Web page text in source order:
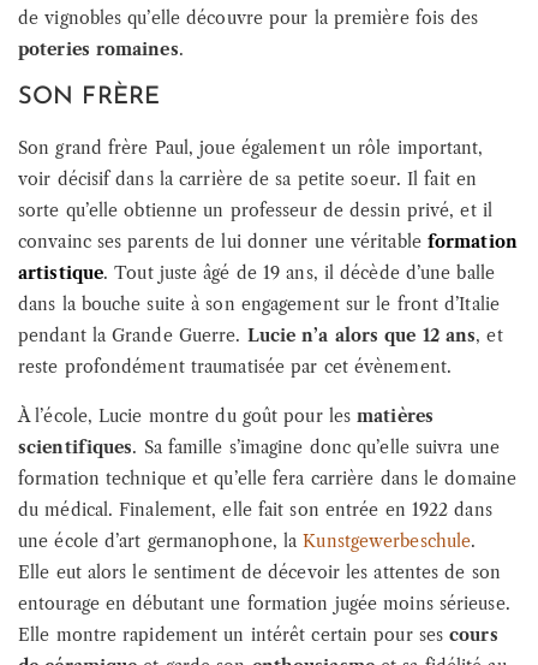
de vignobles qu’elle découvre pour la première fois des
poteries romaines.
SON FRÈRE
Son grand frère Paul, joue également un rôle important,
voir décisif dans la carrière de sa petite soeur. Il fait en
sorte qu’elle obtienne un professeur de dessin privé, et il
convainc ses parents de lui donner une véritable formation
artistique. Tout juste âgé de 19 ans, il décède d’une balle
dans la bouche suite à son engagement sur le front d’Italie
pendant la Grande Guerre. Lucie n’a alors que 12 ans, et
reste profondément traumatisée par cet évènement.
À l’école, Lucie montre du goût pour lesmatières
scientifiques. Sa famille s’imagine donc qu’elle suivra une
formation technique et qu’elle fera carrière dans le domaine
du médical. Finalement, elle fait son entrée en 1922 dans
une école d’art germanophone, laKunstgewerbeschule.
Elle eut alors le sentiment de décevoir les attentes de son
entourage en débutant une formation jugée moins sérieuse.
Elle montre rapidement un intérêt certain pour sescours